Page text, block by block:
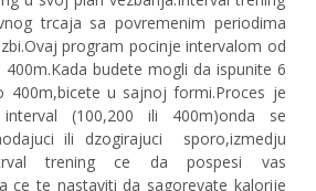
trcaja sa povremenim periodima
program pocinje intervalom od
budete mogli da ispunite 6
400m,bicete u sajnoj formi.Proces je
interval (100,200 ili 400m)onda se
ili dzogirajuci
sporo,izmedju
trening ce da pospesi vas
ce te nastaviti da sagorevate kalorije